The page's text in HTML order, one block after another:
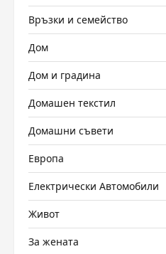
Връзки и семейство
Дом
Дом и градина
Домашен текстил
Домашни съвети
Европа
Електрически Автомобили
Живот
За жената